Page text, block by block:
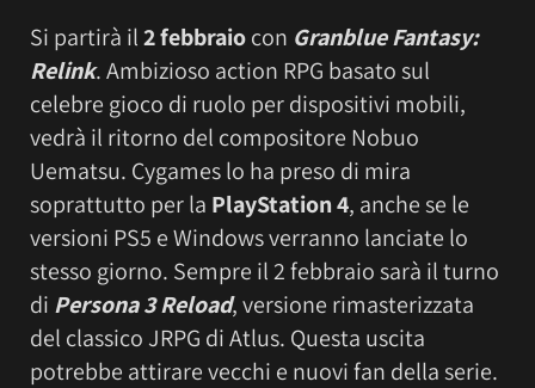
Si partirà il2 febbraiocon Granblue Fantasy:
Relink. Ambizioso action RPG basato sul
celebre gioco di ruolo per dispositivi mobili,
vedrà il ritorno del compositore Nobuo
Uematsu. Cygames lo ha preso di mira
soprattutto per la PlayStation 4, anche se le
versioni PS5 e Windows verranno lanciate lo
stesso giorno. Sempre il 2 febbraio sarà il turno
di Persona 3 Reload, versione rimasterizzata
del classico JRPG di Atlus. Questa uscita
potrebbe attirare vecchi e nuovi fan della serie.